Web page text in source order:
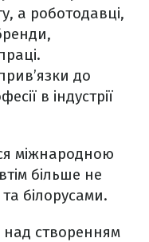
а роботодавці,
до
в індустрії
міжнародною
більше не
білорусами.
створенням